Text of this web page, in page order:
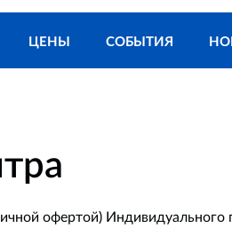
ЦЕНЫ СОБЫТИЯ
офертой)